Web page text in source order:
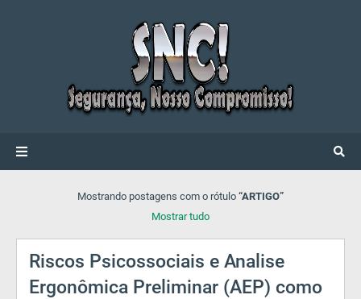
Mostrando postagens com o rótulo ARTIGO
Mostrar tudo
Riscos Psicossociais e Analise
Ergonômica Preliminar (AEP) como